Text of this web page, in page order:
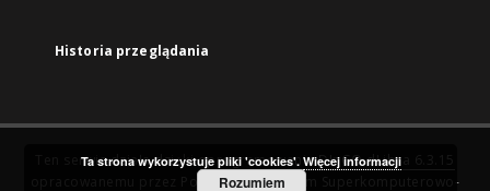
Historia przeglądania
Ten serwis działa dzięki oprogramowaniuDInGO dLibra 6.3.15
Poznańskie Centrum Superkomputerowo-
Ta strona wykorzystuje pliki 'cookies'. Więcej informacji
Rozumiem